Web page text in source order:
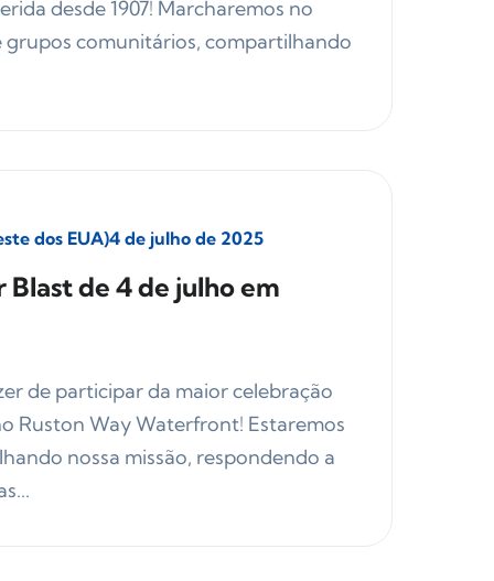
desde 1907! Marcharemos no
grupos comunitários, compartilhando
de 4 de julho em
dos EUA)4 de julho de 2025
de participar da maior celebração
Ruston Way Waterfront! Estaremos
nossa missão, respondendo a